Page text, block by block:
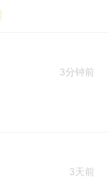
3分钟前
3天前